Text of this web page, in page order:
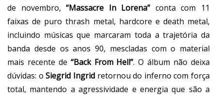
de novembro,“Massacre In Lorena” conta com 11
faixas de puro thrash metal, hardcore e death metal,
incluindo músicas que marcaram toda a trajetória da
banda desde os anos 90, mescladas com o material
mais recente de “Back From Hell”. O álbum não deixa
dúvidas: oSiegrid Ingridretornou do inferno com força
total, mantendo a agressividade e energia que são a